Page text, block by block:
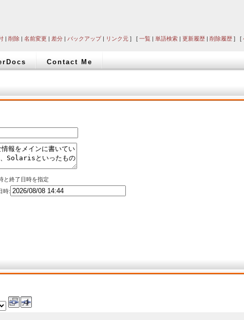
| 削除 | 名前変更 | 差分 | バックアップ| リンク元 ] [ 一覧 | 単語検索 | 更新履歴 | 削除履歴 ] [
Contact Me
と終了日時を指定
時: